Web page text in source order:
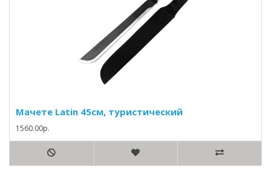
Мачете Latin 45см, туристический
1560.00р.